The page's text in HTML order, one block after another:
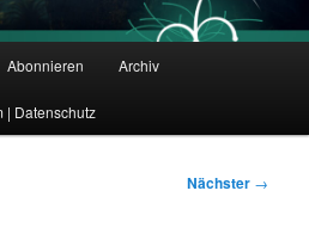
e
Abonnieren Archiv
| Datenschutz
Nächster →